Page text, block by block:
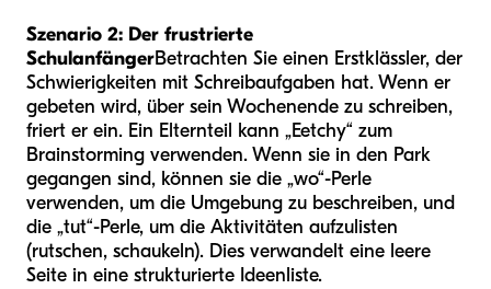
Szenario 2: Der frustrierte
SchulanfängerBetrachten Sie einen Erstklässler, der
Schwierigkeiten mit Schreibaufgaben hat. Wenn er
gebeten wird, über sein Wochenende zu schreiben,
friert er ein. Ein Elternteil kann „Eetchy“ zum
Brainstorming verwenden. Wenn sie in den Park
gegangen sind, können sie die „wo“-Perle
verwenden, um die Umgebung zu beschreiben, und
die „tut“-Perle, um die Aktivitäten aufzulisten
(rutschen, schaukeln). Dies verwandelt eine leere
Seite in eine strukturierte Ideenliste.